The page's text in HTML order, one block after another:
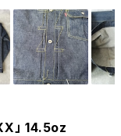
」 14.5oz